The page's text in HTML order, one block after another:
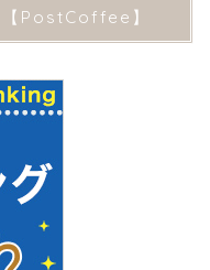
【PostCoffee】